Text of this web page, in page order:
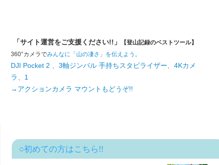
「サイト運営をご支援ください!!」
【登山記録のベストツール】
360°カメラでみんなに「山の凄さ」を伝えよう。
DJI Pocket 2 、3軸ジンバル 手持ちスタビライザー、4Kカメ
ラ、1
→アクションカメラ マウントもどうぞ!!
○初めての方はこちら!!